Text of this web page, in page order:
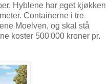
Hyblene har eget kjøkken
Containerne i tre
Moelven, og skal stå
koster 500 000 kroner pr.